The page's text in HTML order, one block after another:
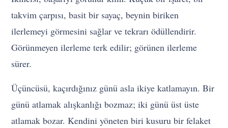
takvim çarpısı, basit bir sayaç, beynin biriken
ilerlemeyi görmesini sağlar ve tekrarı ödüllendirir.
Görünmeyen ilerleme terk edilir; görünen ilerleme
sürer.
Üçüncüsü, kaçırdığınız günü asla ikiye katlamayın. Bir
günü atlamak alışkanlığı bozmaz; iki günü üst üste
atlamak bozar. Kendini yöneten biri kusuru bir felaket